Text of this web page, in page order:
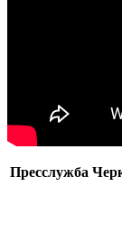
Пресслужба